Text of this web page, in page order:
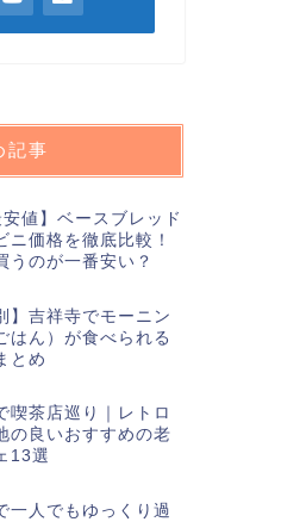
記事
安値】ベースブレッド
ニ価格を徹底比較！
うのが一番安い？
】吉祥寺でモーニン
はん）が食べられる
とめ
喫茶店巡り｜レトロ
の良いおすすめの老
13選
一人でもゆっくり過